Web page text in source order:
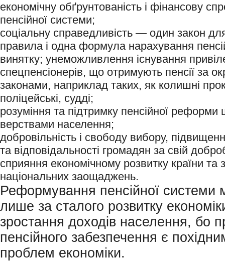
економічну обґрунтованість і фінансову
пенсійної системи;
соціальну справедливість — один закон
правила і одна формула нарахування
винятку; унеможливлення існування
спецпенсіонерів, що отримують пенсії за
законами, наприклад таких, як колишні
поліцейські, судді;
розуміння та підтримку пенсійної
верствами населення;
добровільність і свободу вибору,
та відповідальності громадян за свій
сприяння економічному розвитку країни та
національних заощаджень.
Реформування пенсійної системи
лише за сталого розвитку
зростання доходів населення, бо
пенсійного забезпечення є
проблем економіки.